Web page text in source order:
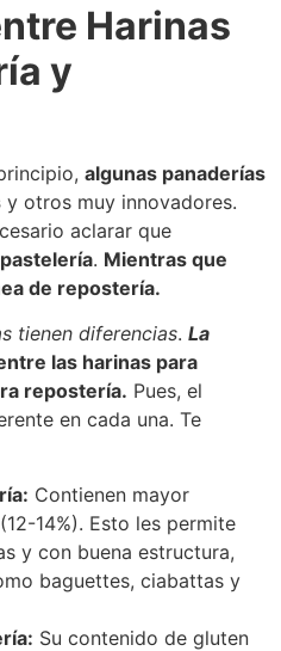
Harinas
y
algunas panaderías
y otros muy innovadores.
aclarar que
. Mientras que
de repostería.
tienen diferencias. La
las harinas para
repostería. Pues, el
en cada una. Te
Contienen mayor
14%). Esto les permite
y con buena estructura,
baguettes, ciabattas y
Su contenido de gluten